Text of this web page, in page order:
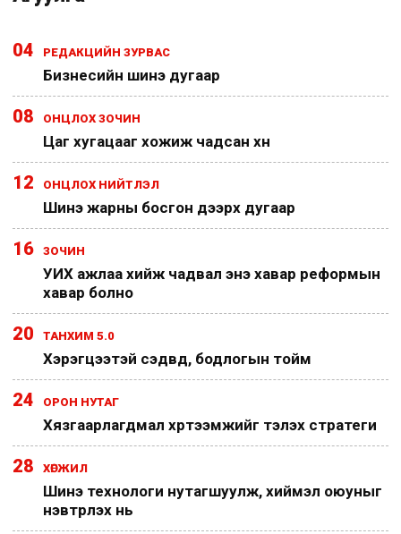
04 РЕДАКЦИЙН ЗУРВАС
Бизнесийн шинэ дугаар
08 ОНЦЛОХ ЗОЧИН
Цаг хугацааг хожиж чадсан хүн
12 ОНЦЛОХ НИЙТЛЭЛ
Шинэ жарны босгон дээрх дугаар
16 ЗОЧИН
УИХ ажлаа хийж чадвал энэ хавар реформын
хавар болно
20 ТАНХИМ 5.0
Хэрэгцээтэй сэдвүүд, бодлогын тойм
24 ОРОН НУТАГ
Хязгаарлагдмал хүртээмжийг тэлэх стратеги
28 ХӨГЖИЛ
Шинэ технологи нутагшуулж, хиймэл оюуныг
нэвтрүүлэх нь